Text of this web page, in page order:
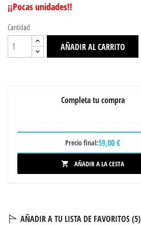
¡¡Pocas unidades!!
Cantidad
AÑADIR AL CARRITO
Completa tu compra
Precio final:59,00 €
 AÑADIR A LA CESTA
AÑADIR A TU LISTA DE FAVORITOS (5)